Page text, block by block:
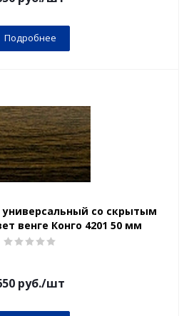
Подробнее
универсальный со скрытым
венге Конго 4201 50 мм
руб./шт